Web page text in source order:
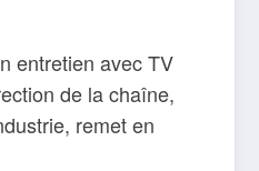
entretien avec TV
de la chaîne,
remet en